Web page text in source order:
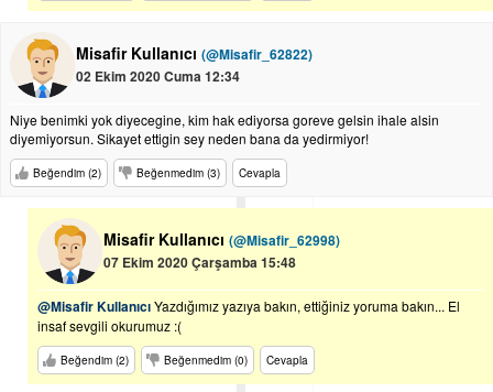
Misafir Kullanıcı (@Misafir_62822)
02 Ekim 2020 Cuma 12:34
Niye benimki yok diyecegine, kim hak ediyorsa goreve gelsin ihale alsin
diyemiyorsun. Sikayet ettigin sey neden bana da yedirmiyor!
Beğendim (2) Beğenmedim (3) Cevapla
Misafir Kullanıcı (@Misafir_62998)
07 Ekim 2020 Çarşamba 15:48
@Misafir KullanıcıYazdığımız yazıya bakın, ettiğiniz yoruma bakın... El
insaf sevgili okurumuz :(
Beğendim (2) Beğenmedim (0) Cevapla